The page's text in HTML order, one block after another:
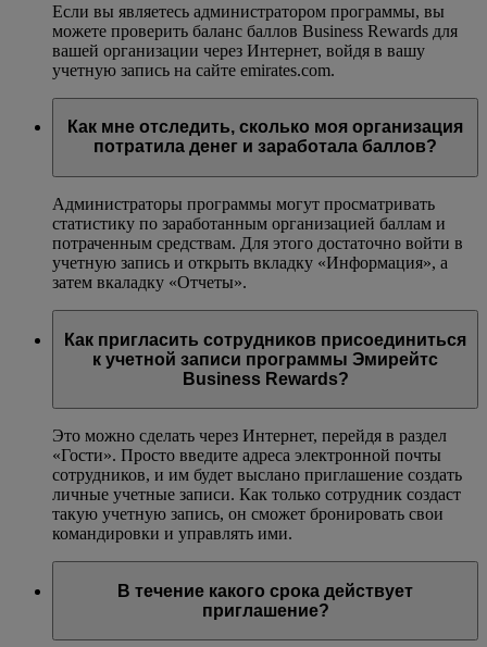
Если вы являетесь администратором программы, вы
можете проверить баланс баллов Business Rewards для
вашей организации через Интернет, войдя в вашу
учетную запись на сайте emirates.com.
Как мне отследить, сколько моя организация
потратила денег и заработала баллов?
Администраторы программы могут просматривать
статистику по заработанным организацией баллам и
потраченным средствам. Для этого достаточно войти в
учетную запись и открыть вкладку «Информация», а
затем вкаладку «Отчеты».
Как пригласить сотрудников присоединиться
к учетной записи программы Эмирейтс
Business Rewards?
Это можно сделать через Интернет, перейдя в раздел
«Гости». Просто введите адреса электронной почты
сотрудников, и им будет выслано приглашение создать
личные учетные записи. Как только сотрудник создаст
такую учетную запись, он сможет бронировать свои
командировки и управлять ими.
В течение какого срока действует
приглашение?